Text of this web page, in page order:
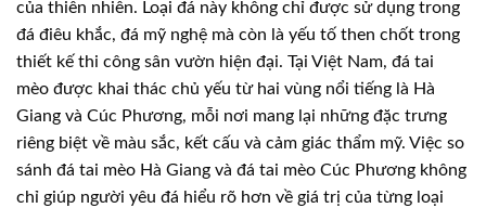
của thiên nhiên. Loại đá này không chỉ được sử dụng trong
đá điêu khắc, đá mỹ nghệ mà còn là yếu tố then chốt trong
thiết kế thi công sân vườn hiện đại. Tại Việt Nam, đá tai
mèo được khai thác chủ yếu từ hai vùng nổi tiếng là Hà
Giang và Cúc Phương, mỗi nơi mang lại những đặc trưng
riêng biệt về màu sắc, kết cấu và cảm giác thẩm mỹ. Việc so
sánh đá tai mèo Hà Giang và đá tai mèo Cúc Phương không
chỉ giúp người yêu đá hiểu rõ hơn về giá trị của từng loại